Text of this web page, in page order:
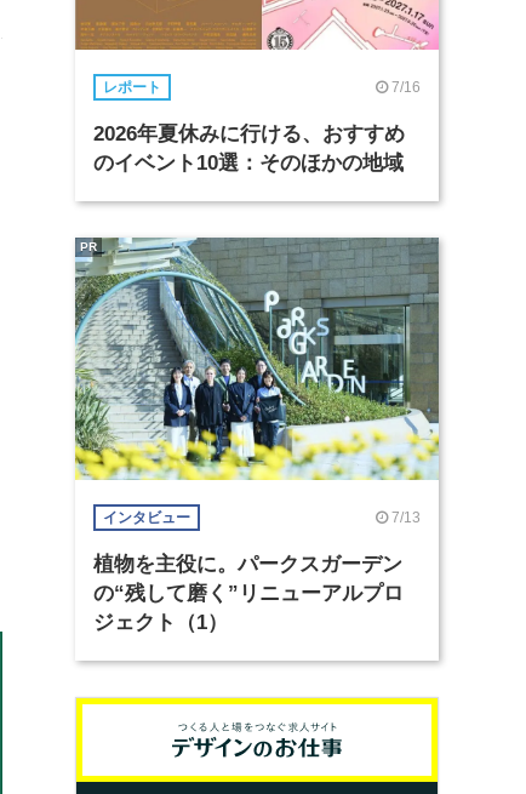
レポート 7/16
2026年夏休みに行ける、おすすめ
のイベント10選：そのほかの地域
インタビュー 7/13
植物を主役に。パークスガーデン
の“残して磨く”リニューアルプロ
ジェクト（1）
PR